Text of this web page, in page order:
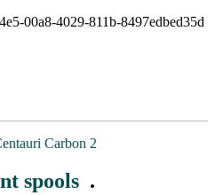
00a8-4029-811b-8497edbed35d
Carbon 2
spools .